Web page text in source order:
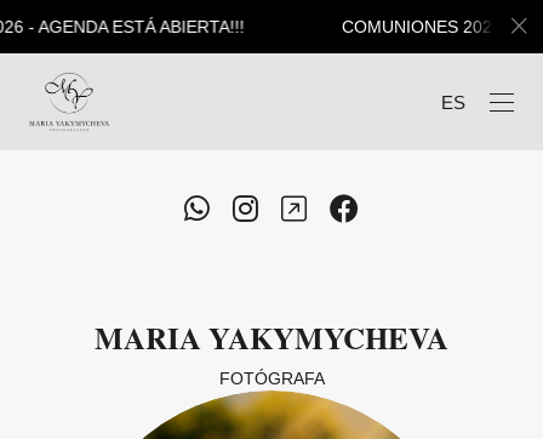
- AGENDA ESTÁ ABIERTA!!! COMUNIONES 2026 -
ES
MARIA YAKYMYCHEVA
FOTÓGRAFA